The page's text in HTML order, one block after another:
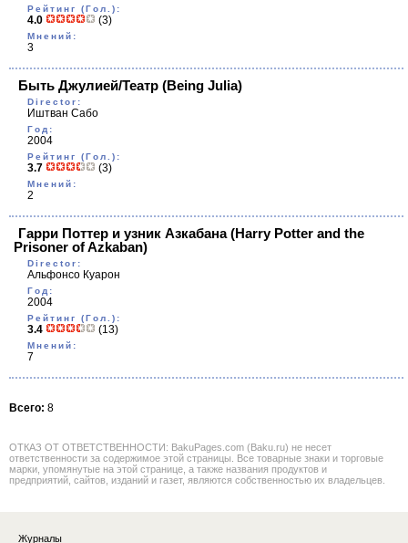
Рейтинг (Гол.):
4.0 (3)
Мнений:
3
Быть Джулией/Театр (Being Julia)
Director:
Иштван Сабо
Год:
2004
Рейтинг (Гол.):
3.7 (3)
Мнений:
2
Гарри Поттер и узник Азкабана(Harry Potter and the
Prisoner of Azkaban)
Director:
Альфонсо Куарон
Год:
2004
Рейтинг (Гол.):
3.4 (13)
Мнений:
7
Всего: 8
ОТКАЗ ОТ ОТВЕТСТВЕННОСТИ: BakuPages.com (Baku.ru) не несет
ответственности за содержимое этой страницы. Все товарные знаки и торговые
марки, упомянутые на этой странице, а также названия продуктов и
предприятий, сайтов, изданий и газет, являются собственностью их владельцев.
Журналы